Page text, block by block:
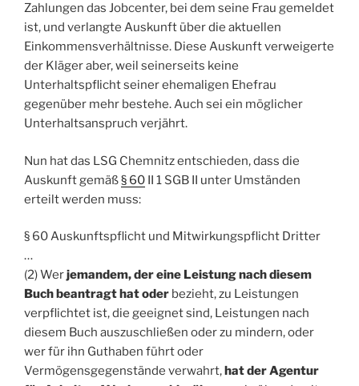
Zahlungen das Jobcenter, bei dem seine Frau gemeldet
ist, und verlangte Auskunft über die aktuellen
Einkommensverhältnisse. Diese Auskunft verweigerte
der Kläger aber, weil seinerseits keine
Unterhaltspflicht seiner ehemaligen Ehefrau
gegenüber mehr bestehe. Auch sei ein möglicher
Unterhaltsanspruch verjährt.
Nun hat das LSG Chemnitz entschieden, dass die
Auskunft gemäß§ 60 II 1 SGB II unter Umständen
erteilt werden muss:
§ 60 Auskunftspflicht und Mitwirkungspflicht Dritter
…
(2) Werjemandem, der eine Leistung nach diesem
Buch beantragt hat oder bezieht, zu Leistungen
verpflichtet ist, die geeignet sind, Leistungen nach
diesem Buch auszuschließen oder zu mindern, oder
wer für ihn Guthaben führt oder
Vermögensgegenstände verwahrt,hat der Agentur